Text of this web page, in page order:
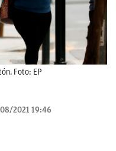
Foto: EP
2021 19:46